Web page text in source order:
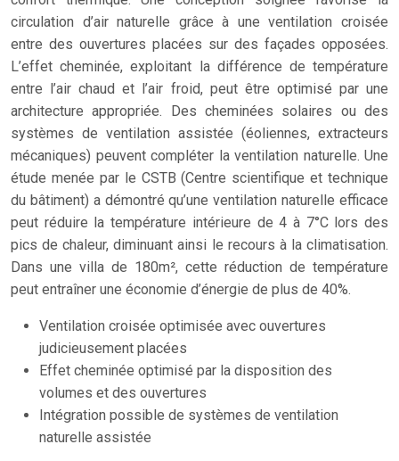
circulation d’air naturelle grâce à une ventilation croisée
entre des ouvertures placées sur des façades opposées.
L’effet cheminée, exploitant la différence de température
entre l’air chaud et l’air froid, peut être optimisé par une
architecture appropriée. Des cheminées solaires ou des
systèmes de ventilation assistée (éoliennes, extracteurs
mécaniques) peuvent compléter la ventilation naturelle. Une
étude menée par le CSTB (Centre scientifique et technique
du bâtiment) a démontré qu’une ventilation naturelle efficace
peut réduire la température intérieure de 4 à 7°C lors des
pics de chaleur, diminuant ainsi le recours à la climatisation.
Dans une villa de 180m², cette réduction de température
peut entraîner une économie d’énergie de plus de 40%.
Ventilation croisée optimisée avec ouvertures
judicieusement placées
Effet cheminée optimisé par la disposition des
volumes et des ouvertures
Intégration possible de systèmes de ventilation
naturelle assistée